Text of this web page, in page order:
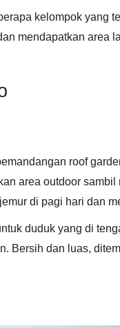
kelompok yang
mendapatkan area
roof
area outdoor sambil
di pagi hari dan
duduk yang di
Bersih dan luas,